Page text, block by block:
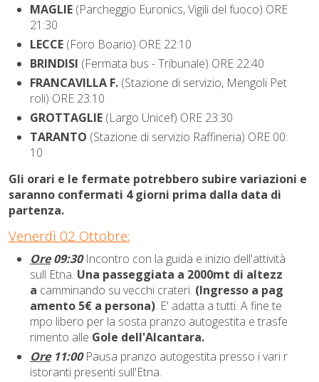
MAGLIE (Parcheggio Euronics, Vigili del fuoco) ORE
21:30
LECCE (Foro Boario) ORE 22:10
BRINDISI (Fermata bus - Tribunale) ORE 22:40
FRANCAVILLA F. (Stazione di servizio, Mengoli Pet
roli) ORE 23:10
GROTTAGLIE (Largo Unicef) ORE 23:30
TARANTO (Stazione di servizio Raffineria) ORE 00:
10
Gli orari e le fermate potrebbero subire variazioni e
saranno confermati 4 giorni prima dalla data di
partenza.
Venerdì 02 Ottobre:
Ore09:30Incontro con la guida e inizio dell'attività
sull Etna. Una passeggiata a 2000mt di altezz
a camminando su vecchi crateri. (Ingresso a pag
amento 5€ a persona). E' adatta a tutti. A fine te
mpo libero per la sosta pranzo autogestita e trasfe
rimento alle Gole dell'Alcantara.
Ore11:00Pausa pranzo autogestita presso i vari r
istoranti presenti sull'Etna.